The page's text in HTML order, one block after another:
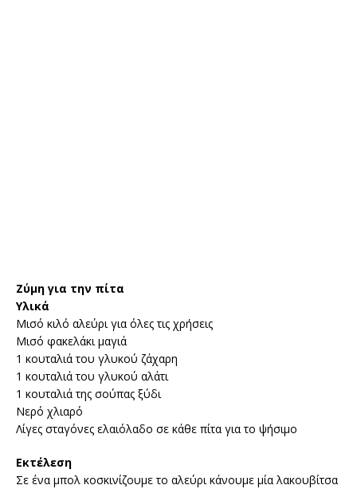
Ζύμη για την πίτα
Υλικά
Μισό κιλό αλεύρι για όλες τις χρήσεις
Μισό φακελάκι μαγιά
1 κουταλιά του γλυκού ζάχαρη
1 κουταλιά του γλυκού αλάτι
1 κουταλιά της σούπας ξύδι
Νερό χλιαρό
Λίγες σταγόνες ελαιόλαδο σε κάθε πίτα για το ψήσιμο
Εκτέλεση
Σε ένα μπολ κοσκινίζουμε το αλεύρι κάνουμε μία λακουβίτσα